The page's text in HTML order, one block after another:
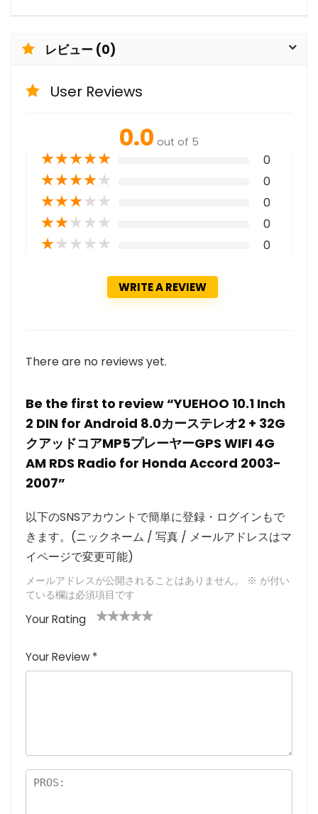
レビュー (0)
User Reviews
0.0 out of 5
★★★★★ 0
★★★★★ 0
★★★★★ 0
★★★★★ 0
★★★★★ 0
WRITE A REVIEW
There are no reviews yet.
Be the first to review “YUEHOO 10.1 Inch
2 DIN for Android 8.0カーステレオ2 + 32G
クアッドコアMP5プレーヤーGPS WIFI 4G
AM RDS Radio for Honda Accord 2003-
2007”
以下のSNSアカウントで簡単に登録・ログインもで
きます。(ニックネーム / 写真 / メールアドレスはマ
イページで変更可能)
メールアドレスが公開されることはありません。 ※ が付い
ている欄は必須項目です
Your Rating
つ
星
価
星
(最
(最高
評価:
(最高評
価: 5つ
高評価: 5
つ星)
Your Review *